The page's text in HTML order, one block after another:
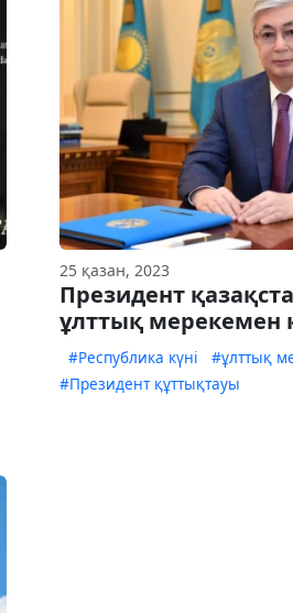
25 қазан, 2023
Президент
ұлттық мерекемен
#Республика күні #ұлттық
#Президент құттықтауы